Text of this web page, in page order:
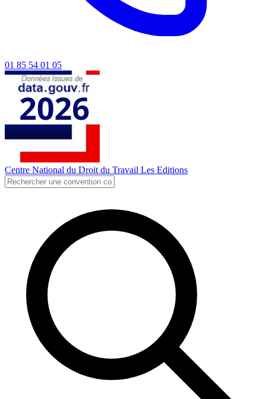
01 85 54 01 05
Centre National du Droit du Travail Les Editions